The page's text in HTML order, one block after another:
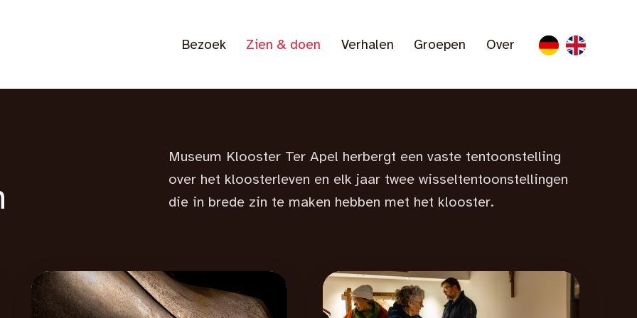
Bezoek Zien & doen Verhalen Groepen Over
Museum Klooster Ter Apel herbergt een vaste tentoon­stelling
over het klooster­leven en elk jaar twee wissel­tentoon­stellingen
die in brede zin te maken hebben met het klooster.